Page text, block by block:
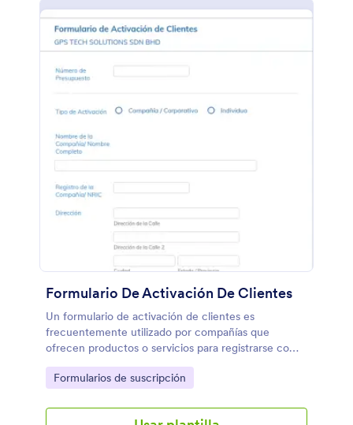
Formulario De Activación De Clientes
Un formulario de activación de clientes es
frecuentemente utilizado por compañías que
ofrecen productos o servicios para registrarse como
nuevos clientes. La activación para nuevos clientes
suele utilizarse por instituciones financieras para
nuevas cuentas. ¡Con la plantilla de formulario de
Go to Category:
Formularios de suscripción